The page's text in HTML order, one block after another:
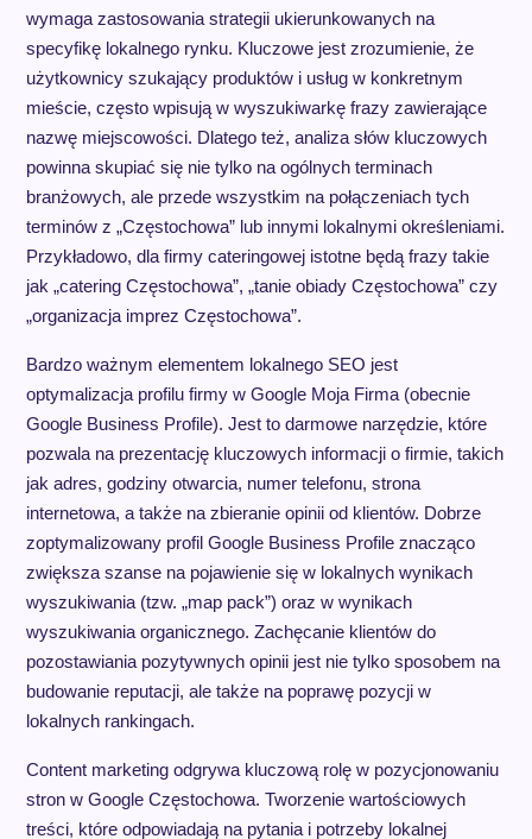
wymaga zastosowania strategii ukierunkowanych na
specyfikę lokalnego rynku. Kluczowe jest zrozumienie, że
użytkownicy szukający produktów i usług w konkretnym
mieście, często wpisują w wyszukiwarkę frazy zawierające
nazwę miejscowości. Dlatego też, analiza słów kluczowych
powinna skupiać się nie tylko na ogólnych terminach
branżowych, ale przede wszystkim na połączeniach tych
terminów z „Częstochowa” lub innymi lokalnymi określeniami.
Przykładowo, dla firmy cateringowej istotne będą frazy takie
jak „catering Częstochowa”, „tanie obiady Częstochowa” czy
„organizacja imprez Częstochowa”.
Bardzo ważnym elementem lokalnego SEO jest
optymalizacja profilu firmy w Google Moja Firma (obecnie
Google Business Profile). Jest to darmowe narzędzie, które
pozwala na prezentację kluczowych informacji o firmie, takich
jak adres, godziny otwarcia, numer telefonu, strona
internetowa, a także na zbieranie opinii od klientów. Dobrze
zoptymalizowany profil Google Business Profile znacząco
zwiększa szanse na pojawienie się w lokalnych wynikach
wyszukiwania (tzw. „map pack”) oraz w wynikach
wyszukiwania organicznego. Zachęcanie klientów do
pozostawiania pozytywnych opinii jest nie tylko sposobem na
budowanie reputacji, ale także na poprawę pozycji w
lokalnych rankingach.
Content marketing odgrywa kluczową rolę w pozycjonowaniu
stron w Google Częstochowa. Tworzenie wartościowych
treści, które odpowiadają na pytania i potrzeby lokalnej